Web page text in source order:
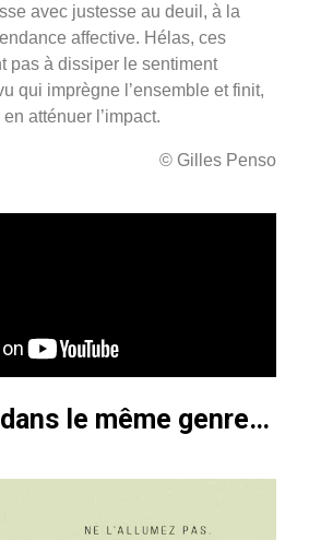
avec justesse au deuil, à la
affective. Hélas, ces
pas à dissiper le sentiment
qui imprègne l’ensemble et finit,
atténuer l’impact.
© Gilles Penso
le même genre…